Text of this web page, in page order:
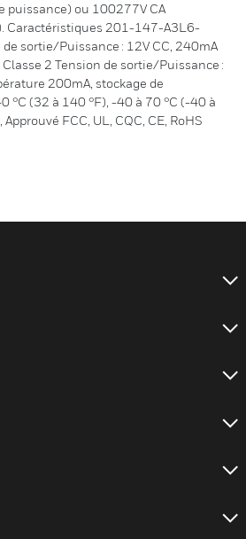
puissance) ou 100277V CA
Caractéristiques 201-147-A3L6-
de sortie/Puissance : 12V CC, 240mA
2 Tension de sortie/Puissance :
200mA, stockage de
°C (32 à 140 °F), -40 à 70 °C (-40 à
FCC, UL, CQC, CE, RoHS